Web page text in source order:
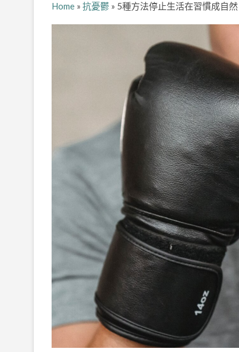
Home » 抗憂鬱 » 5種方法停止生活在習慣成自然